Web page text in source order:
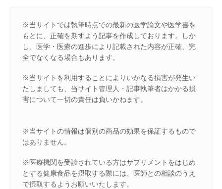
※当サイトでは執筆時点での最新の医学論文や医学書を
もとに、正確を期すよう記事を作成しております。しか
し、医学・医療の進歩により記載された内容が正確、完
全でなくなる場合もあります。
※当サイトを利用することによりいかなる損害が発生い
たしましても、当サイト管理人・記事執筆者はかかる損
害について一切の責任は負いかねます。
※当サイトの情報は個別の商品の効果を保証するもので
はありません。
※医療機関を受診されている方はサプリメントをはじめ
とする健康食品を摂取する際には、医師との相談のうえ
で摂取するようお願いいたします。